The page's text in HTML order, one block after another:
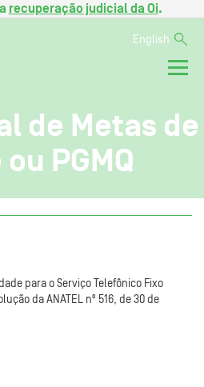
recuperação judicial da Oi.
English
de Metas de
PGMQ
para o Serviço Telefônico Fixo
da ANATEL nº 516, de 30 de